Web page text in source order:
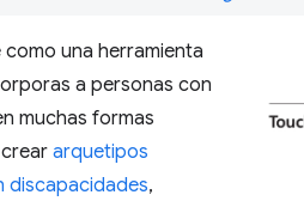
una herramienta
a personas con
muchas formas
arquetipos
discapacidades,